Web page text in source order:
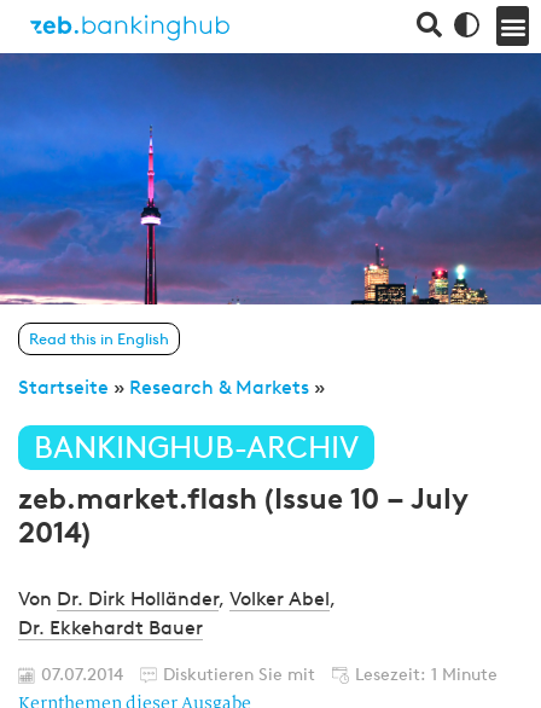
Read this in English
Startseite » Research & Markets »
BANKINGHUB-ARCHIV
zeb.market.flash (Issue 10 – July
2014)
Von Dr. Dirk Holländer, Volker Abel,
Dr. Ekkehardt Bauer
07.07.2014 Diskutieren Sie mit Lesezeit: 1 Minute
Kernthemen dieser Ausgabe